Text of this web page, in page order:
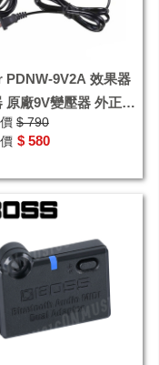
PDNW-9V2A 效果器
原廠9V變壓器 外正內
$ 790
$ 580